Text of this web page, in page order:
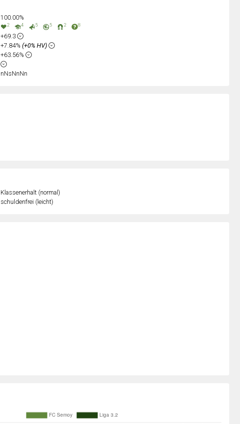
Klassenerhalt (normal)
schuldenfrei (leicht)
100.00%
2 4 5 5 2 8
+69.3
+7.84% (+0% HV)
+63.56%
nNsNnNn